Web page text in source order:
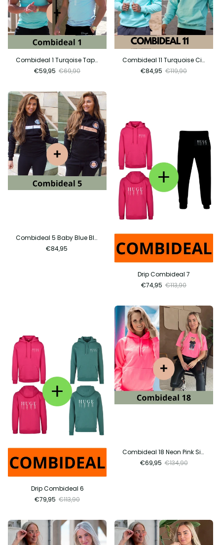
Combideal 1 Turqoise Tape + Ocean Ice
€59,95 €69,90
Combideal 11 Turquoise City + Turquoise Tape
€84,95 €119,90
Combideal 5 Baby Blue Black+ Peach Black
€84,95
Drip Combideal 7
€74,95 €113,90
Drip Combideal 6
€79,95 €113,90
Combideal 18 Neon Pink Sign + Neon Pink Beer
€69,95 €134,90